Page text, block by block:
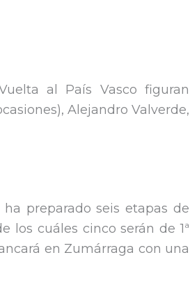
al País Vasco figuran
Alejandro Valverde,
ha preparado seis etapas de
cuáles cinco serán de 1ª
en Zumárraga con una